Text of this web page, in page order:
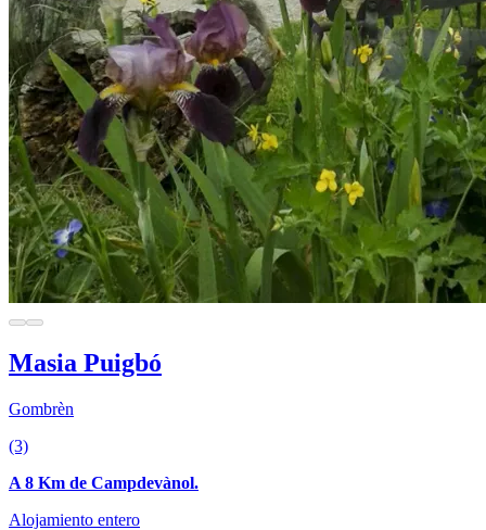
Masia Puigbó
Gombrèn
(3)
A 8 Km de Campdevànol.
Alojamiento entero